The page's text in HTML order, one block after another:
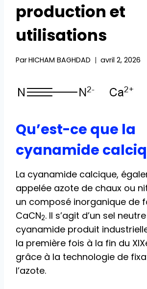
production et
utilisations
ParHICHAM BAGHDAD avril 2, 2026
Qu’est-ce que la
cyanamide
La cyanamide calcique,
appelée azote de chaux ou
un composé inorganique de
CaCN2. Il s’agit d’un sel
cyanamide produit
la première fois à la fin du
grâce à la technologie de
l’azote.